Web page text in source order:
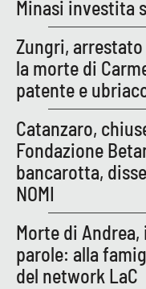
Minasi investita
Zungri,
la morte di
patente e
Catanzaro,
Fondazione
bancarotta,
NOMI
Morte di
parole: alla
del network LaC